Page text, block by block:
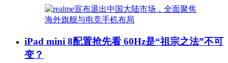
iPad mini 8配置抢先看 60Hz是“祖宗之法”不可
变？